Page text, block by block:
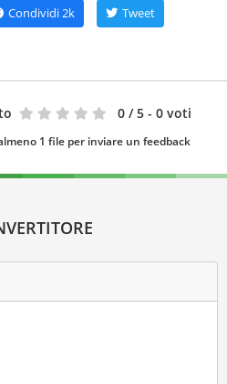
Condividi2k Tweet
0 / 5 - 0 voti
1 file per inviare un feedback